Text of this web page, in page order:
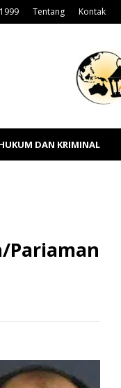
Tentang Kontak
DAN KRIMINAL
Pariaman